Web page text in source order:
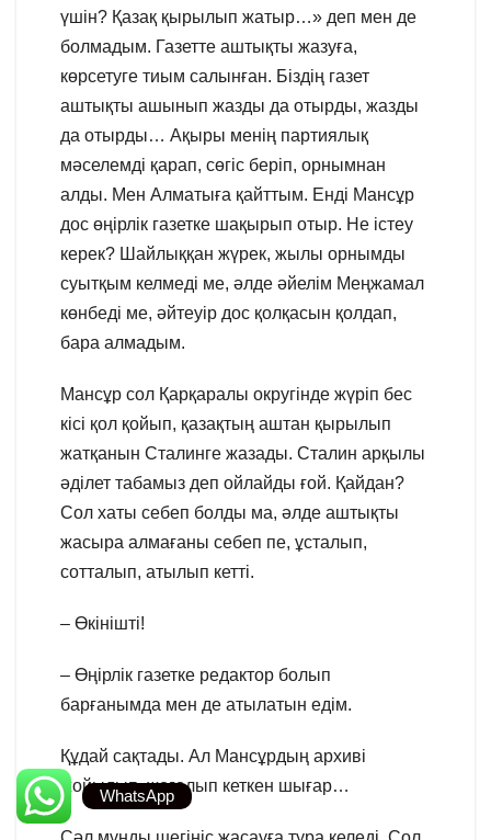
үшін? Қазақ қырылып жатыр…» деп мен де
болмадым. Газетте аштықты жазуға,
көрсетуге тиым салынған. Біздің газет
аштықты ашынып жазды да отырды, жазды
да отырды… Ақыры менің партиялық
мәселемді қарап, сөгіс беріп, орнымнан
алды. Мен Алматыға қайттым. Енді Мансұр
дос өңірлік газетке шақырып отыр. Не істеу
керек? Шайлыққан жүрек, жылы орнымды
суытқым келмеді ме, әлде әйелім Меңжамал
көнбеді ме, әйтеуір дос қолқасын қолдап,
бара алмадым.
Мансұр сол Қарқаралы округінде жүріп бес
кісі қол қойып, қазақтың аштан қырылып
жатқанын Сталинге жазады. Сталин арқылы
әділет табамыз деп ойлайды ғой. Қайдан?
Сол хаты себеп болды ма, әлде аштықты
жасыра алмағаны себеп пе, ұсталып,
сотталып, атылып кетті.
– Өкінішті!
– Өңірлік газетке редактор болып
барғанымда мен де атылатын едім.
Құдай сақтады. Ал Мансұрдың архиві
жойылып, жоғалып кеткен шығар…
WhatsApp